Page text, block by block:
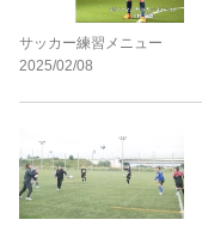
サッカー練習メニュー
2025/02/08